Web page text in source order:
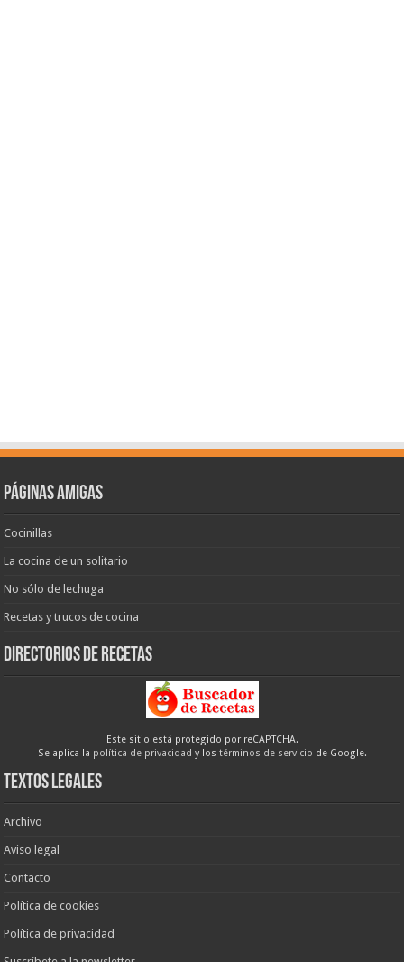
Páginas amigas
Cocinillas
La cocina de un solitario
No sólo de lechuga
Recetas y trucos de cocina
Directorios de recetas
Este sitio está protegido por reCAPTCHA.
Se aplica la política de privacidad y los términos de servicio de Google.
Textos legales
Archivo
Aviso legal
Contacto
Política de cookies
Política de privacidad